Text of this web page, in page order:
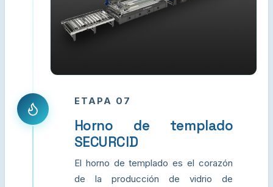
ETAPA 07
Horno de templado
SECURCID
El horno de templado es el corazón
de la producción de vidrio de